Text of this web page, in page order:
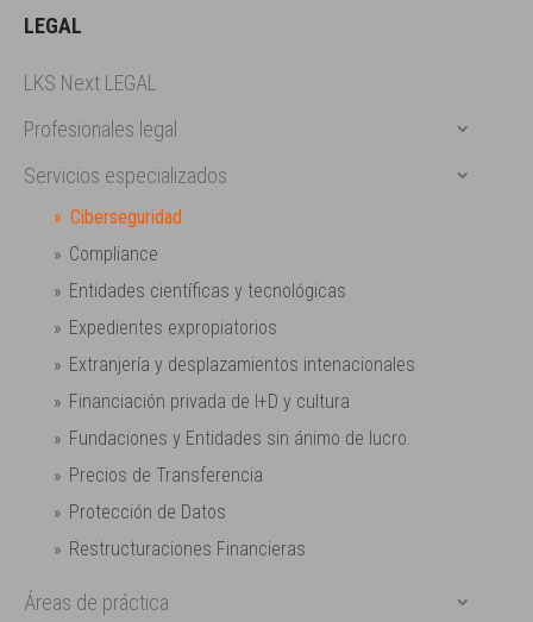
LEGAL
LKS Next LEGAL
Profesionales legal
Servicios especializados
Ciberseguridad
Compliance
Entidades científicas y tecnológicas
Expedientes expropiatorios
Extranjería y desplazamientos intenacionales
Financiación privada de I+D y cultura
Fundaciones y Entidades sin ánimo de lucro.
Precios de Transferencia
Protección de Datos
Restructuraciones Financieras
Áreas de práctica